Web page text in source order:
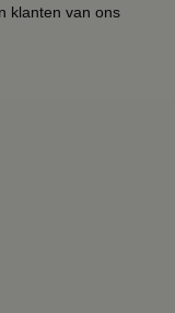
klanten van ons